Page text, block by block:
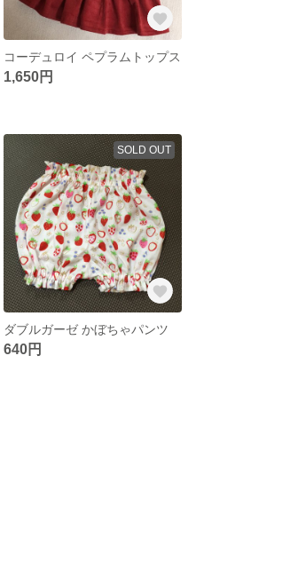
コーデュロイ ペプラムトップス
1,650円
SOLD OUT
ダブルガーゼ かぼちゃパンツ
640円